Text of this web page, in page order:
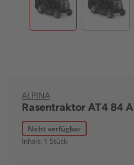
ALPINA
Rasentraktor AT4 84 A
Nicht verfügbar
Inhalt: 1 Stück